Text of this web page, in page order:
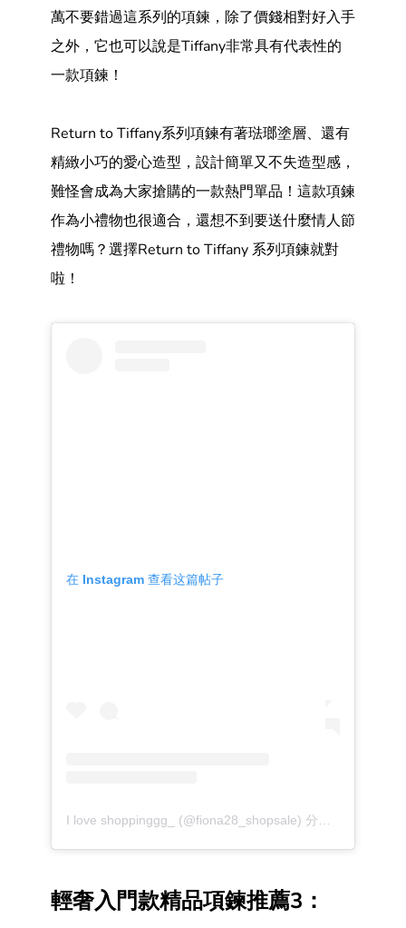
萬不要錯過這系列的項鍊，除了價錢相對好入手
之外，它也可以說是Tiffany非常具有代表性的
一款項鍊！
Return to Tiffany系列項鍊有著琺瑯塗層、還有
精緻小巧的愛心造型，設計簡單又不失造型感，
難怪會成為大家搶購的一款熱門單品！這款項鍊
作為小禮物也很適合，還想不到要送什麼情人節
禮物嗎？選擇Return to Tiffany 系列項鍊就對
啦！
在 Instagram 查看这篇帖子
輕奢入門款精品項鍊推薦3：